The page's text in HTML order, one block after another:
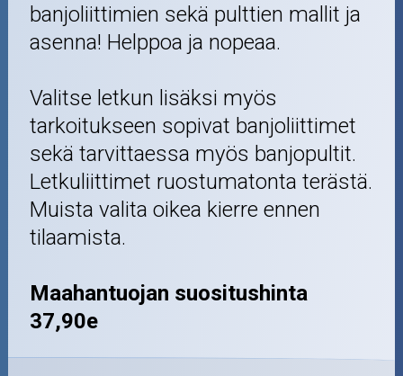
banjoliittimien sekä pulttien mallit ja
asenna! Helppoa ja nopeaa.
Valitse letkun lisäksi myös
tarkoitukseen sopivat banjoliittimet
sekä tarvittaessa myös banjopultit.
Letkuliittimet ruostumatonta terästä.
Muista valita oikea kierre ennen
tilaamista.
Maahantuojan suositushinta
37,90e